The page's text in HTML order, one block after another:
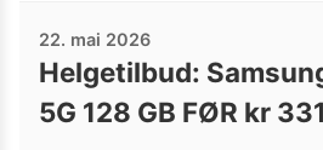
22. mai 2026
Helgetilbud:
5G 128 GB FØR kr